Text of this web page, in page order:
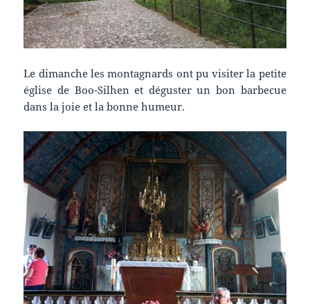
Le dimanche les montagnards ont pu visiter la petite
église de Boo-Silhen et déguster un bon barbecue
dans la joie et la bonne humeur.